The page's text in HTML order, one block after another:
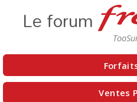
Le forum
Ventes